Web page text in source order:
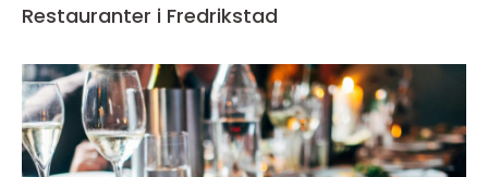
Restauranter i Fredrikstad